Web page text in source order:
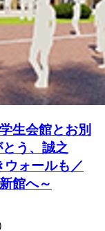
生会館とお別
う、誠之
ォールも／
館へ～